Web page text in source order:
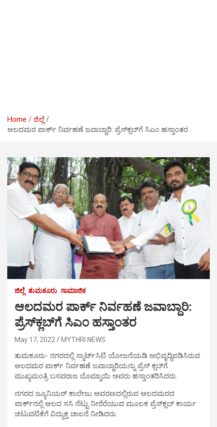
Home
ಜಿಲ್ಲೆ
ಆಲದಮರ ಪಾರ್ಕ್ ನಿರ್ವಹಣೆ ಜವಾಬ್ದಾರಿ: ಪ್ರೆಸ್‍ಕ್ಲಬ್‍ಗೆ ಸಿಎಂ ಹಸ್ತಾಂತರ
ಜಿಲ್ಲೆ ತುಮಕೂರು ಸಾಮಾಜಿಕ
ಆಲದಮರ ಪಾರ್ಕ್ ನಿರ್ವಹಣೆ ಜವಾಬ್ದಾರಿ:
ಪ್ರೆಸ್‍ಕ್ಲಬ್‍ಗೆ ಸಿಎಂ ಹಸ್ತಾಂತರ
May 17, 2022 MYTHRI NEWS
ತುಮಕೂರು- ನಗರದಲ್ಲಿ ಸ್ಮಾರ್ಟ್‍ಸಿಟಿ ಯೋಜನೆಯಡಿ ಅಭಿವೃದ್ಧಿಪಡಿಸಿರುವ
ಆಲದಮರ ಪಾರ್ಕ್ ನಿರ್ವಹಣೆ ಜವಾಬ್ದಾರಿಯನ್ನು ಪ್ರೆಸ್ ಕ್ಲಬ್‍ಗೆ
ಮುಖ್ಯಮಂತ್ರಿ ಬಸವರಾಜ ಬೊಮ್ಮಾಯಿ ಅವರು ಹಸ್ತಾಂತರಿಸಿದರು.
ನಗರದ ಜ್ಯೂನಿಯರ್ ಕಾಲೇಜು ಆವರಣದಲ್ಲಿರುವ ಆಲದಮರದ
ಪಾರ್ಕ್‍ನಲ್ಲಿ ಆಲದ ಸಸಿ ನೆಟ್ಟು ನೀರೆರೆಯುವ ಮೂಲಕ ಪ್ರೆಸ್‍ಕ್ಲಬ್ ಕಾರ್ಯ
ಚಟುವಟಿಕೆಗೆ ವಿದ್ಯುಕ್ತ ಚಾಲನೆ ನೀಡಿದರು.